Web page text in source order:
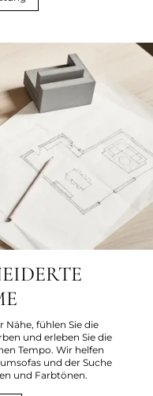
Nähe, fühlen Sie die
und erleben Sie die
Tempo. Wir helfen
und der Suche
und Farbtönen.